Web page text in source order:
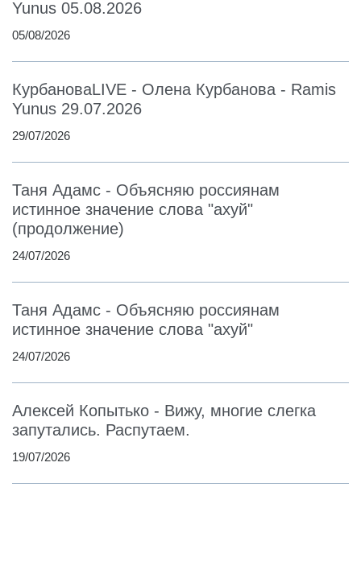
Yunus 05.08.2026
05/08/2026
КурбановаLIVE - Олена Курбанова - Ramis
Yunus 29.07.2026
29/07/2026
Таня Адамс - Объясняю россиянам
истинное значение слова "ахуй"
(продолжение)
24/07/2026
Таня Адамс - Объясняю россиянам
истинное значение слова "ахуй"
24/07/2026
Алексей Копытько - Вижу, многие слегка
запутались. Распутаем.
19/07/2026